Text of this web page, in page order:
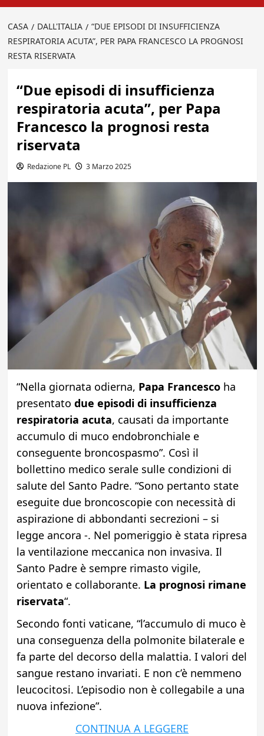
CASA DALL'ITALIA
“DUE EPISODI DI INSUFFICIENZA
RESPIRATORIA ACUTA”, PER PAPA FRANCESCO LA PROGNOSI
RESTA RISERVATA
“Due episodi di insufficienza
respiratoria acuta”, per Papa
Francesco la prognosi resta
riservata
Redazione PL 3 Marzo 2025
“Nella giornata odierna, Papa Francescoha
presentato due episodi di insufficienza
respiratoria acuta, causati da importante
accumulo di muco endobronchiale e
conseguente broncospasmo”. Così il
bollettino medico serale sulle condizioni di
salute del Santo Padre. “Sono pertanto state
eseguite due broncoscopie con necessità di
aspirazione di abbondanti secrezioni – si
legge ancora -. Nel pomeriggio è stata ripresa
la ventilazione meccanica non invasiva. Il
Santo Padre è sempre rimasto vigile,
orientato e collaborante. La prognosi rimane
riservata“.
Secondo fonti vaticane, “l’accumulo di muco è
una conseguenza della polmonite bilaterale e
fa parte del decorso della malattia. I valori del
sangue restano invariati. E non c’è nemmeno
leucocitosi. L’episodio non è collegabile a una
nuova infezione”.
CONTINUA A LEGGERE